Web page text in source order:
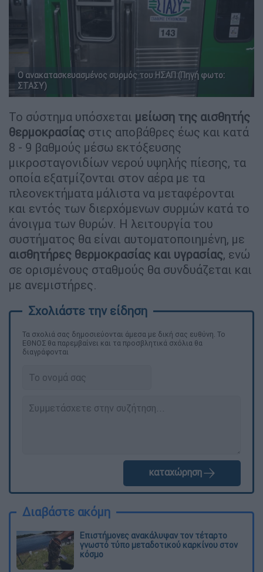
Ο ανακατασκευασμένος συρμός του ΗΣΑΠ (Πηγή φωτο:
ΣΤΑΣΥ)
Το σύστημα υπόσχεται μείωση της αισθητής
θερμοκρασίας στις αποβάθρες έως και κατά
8 - 9 βαθμούς μέσω εκτόξευσης
μικροσταγονιδίων νερού υψηλής πίεσης, τα
οποία εξατμίζονται στον αέρα με τα
πλεονεκτήματα μάλιστα να μεταφέρονται
και εντός των διερχόμενων συρμών κατά το
άνοιγμα των θυρών. Η λειτουργία του
συστήματος θα είναι αυτοματοποιημένη, με
αισθητήρες θερμοκρασίας και υγρασίας, ενώ
σε ορισμένους σταθμούς θα συνδυάζεται και
με ανεμιστήρες.
Τα σχολιά σας δημοσιεύονται άμεσα με δική σας ευθύνη. Το
ΕΘΝΟΣ θα παρεμβαίνει και τα προσβλητικά σχόλια θα
διαγράφονται
καταχώρηση
Διαβάστε ακόμη
Επιστήμονες ανακάλυψαν τον τέταρτο
γνωστό τύπο μεταδοτικού καρκίνου στον
κόσμο